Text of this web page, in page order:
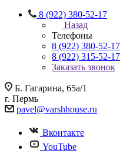
8 (922) 380-52-17
Назад
Телефоны
8 (922) 380-52-17
8 (922) 315-52-17
Заказать звонок
Б. Гагарина, 65а/1
г. Пермь
pavel@varshhouse.ru
Вконтакте
YouTube